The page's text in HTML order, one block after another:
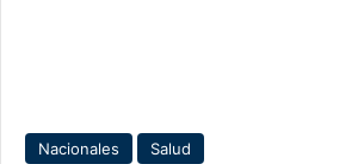
Nacionales Salud